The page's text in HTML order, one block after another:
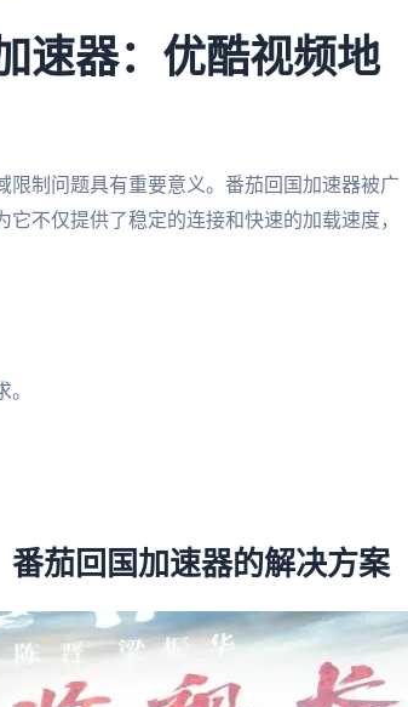
速器：优酷视频地
制问题具有重要意义。番茄回国加速器被广
不仅提供了稳定的连接和快速的加载速度，
番茄回国加速器的解决方案